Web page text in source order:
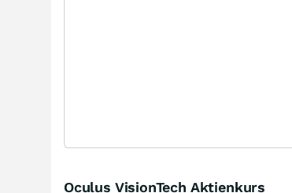
Oculus VisionTech Aktienkurs